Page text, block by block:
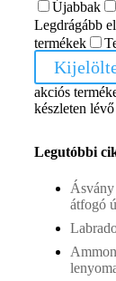
Újabbak
Legdrágább
termékek
akciós
készleten
Legutóbbi
átfogó